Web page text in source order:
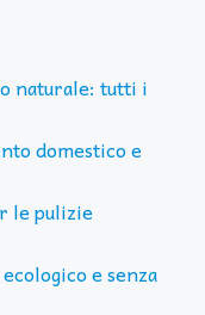
naturale: tutti i
domestico e
le pulizie
e senza